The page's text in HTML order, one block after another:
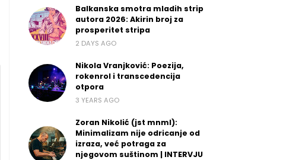
Balkanska smotra mladih strip
autora 2026: Akirin broj za
prosperitet stripa
2 DAYS AGO
Nikola Vranjković: Poezija,
rokenrol i transcedencija
otpora
3 YEARS AGO
Zoran Nikolić (jst mnml):
Minimalizam nije odricanje od
izraza, već potraga za
njegovom suštinom | INTERVJU